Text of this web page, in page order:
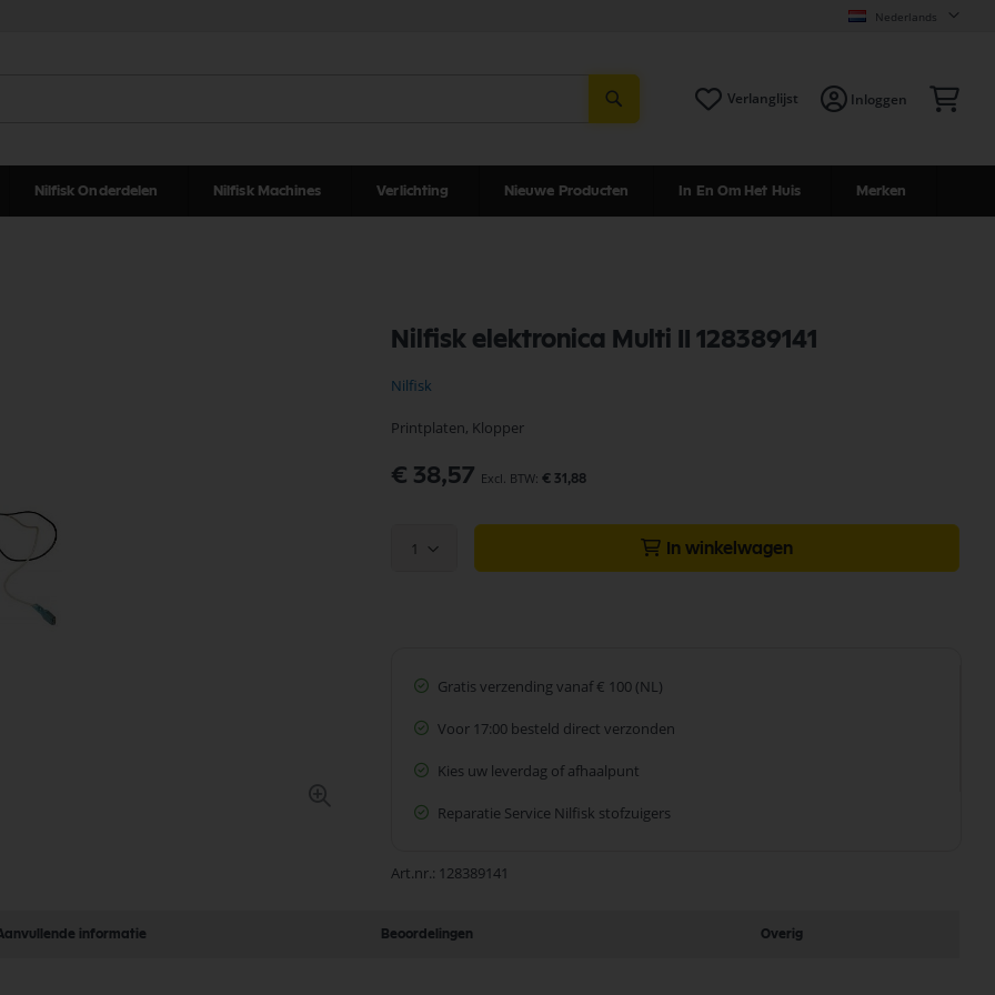
Nederlands
Verlanglijst Inloggen
Nilfisk Onderdelen Nilfisk Machines Verlichting Nieuwe Producten In En Om Het Huis Merken
Nilfisk elektronica Multi II 128389141
Nilfisk
Printplaten, Klopper
€ 38,57 € 31,88
1 In winkelwagen
Gratis verzending vanaf € 100 (NL)
Voor 17:00 besteld direct verzonden
Kies uw leverdag of afhaalpunt
Reparatie Service Nilfisk stofzuigers
Art.nr. 128389141
informatie Beoordelingen Overig